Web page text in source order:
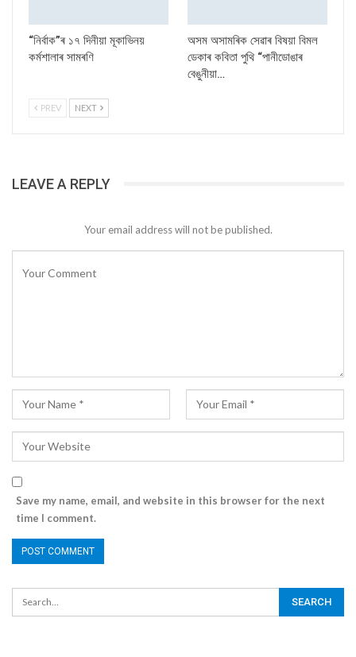
“নিৰ্বাক”ৰ ১৭ দিনীয়া মূকাভিনয়
কৰ্মশালাৰ সামৰণি
অসম অসামৰিক সেৱাৰ বিষয়া বিমল
ডেকাৰ কবিতা পুথি “পানীডোঙাৰ
বেঙুনীয়া…
PREV NEXT
LEAVE A REPLY
Your email address will not be published.
Save my name, email, and website in this browser for the next
time I comment.